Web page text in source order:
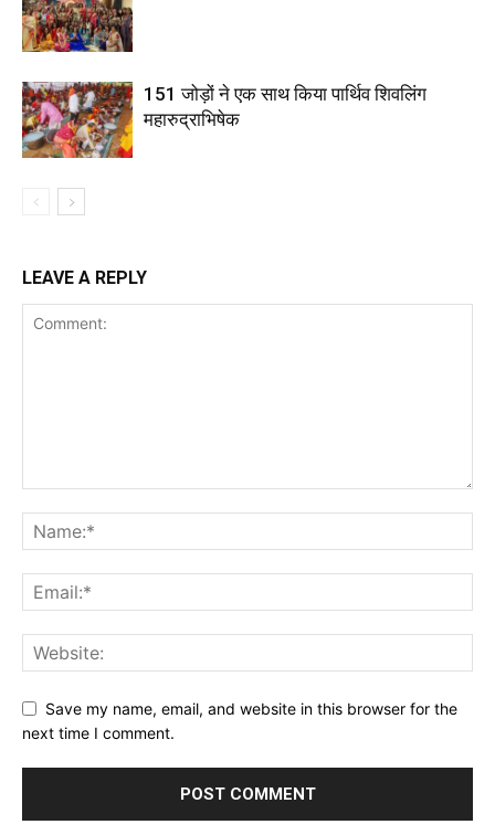
151 जोड़ों ने एक साथ किया पार्थिव शिवलिंग
महारुद्राभिषेक
LEAVE A REPLY
Save my name, email, and website in this browser for the
next time I comment.